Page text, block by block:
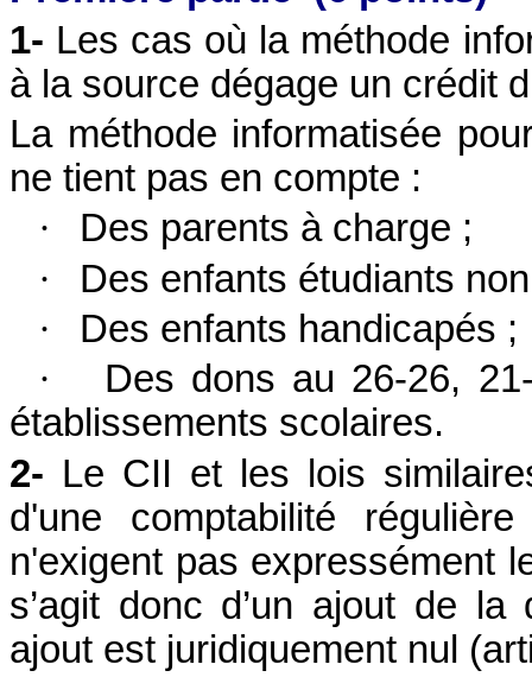
1- Les cas où la méthode
à la source dégage un crédit
La méthode informatisée
ne tient pas en compte :
·
Des parents à charge ;
·
Des enfants étudiants
·
Des enfants handicapés ;
·
Des dons au 26-26,
établissements scolaires.
2- Le CII et les lois
d'une comptabilité
n'exigent pas expressément
s’agit donc d’un ajout de
ajout est juridiquement nul